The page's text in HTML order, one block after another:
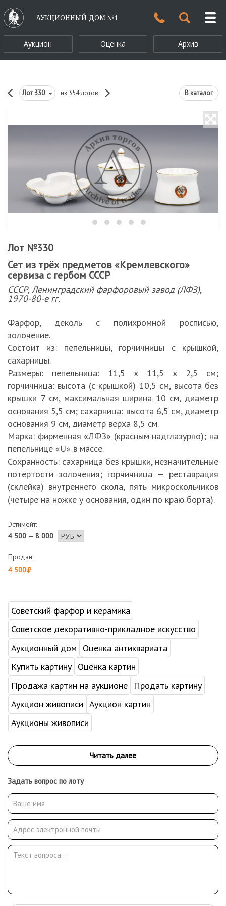
АУКЦИОННЫЙ ДОМ №1
Аукцион Оценка Архив
Лот330 из 354 лотов В каталог
Лот №330
Сет из трёх предметов «Кремлевского»
сервиза с гербом СССР
СССР, Ленинградский фарфоровый завод (ЛФЗ),
1970-80-е гг.
Фарфор, деколь с полихромной росписью,
золочение.
Состоит из: пепельницы, горчичницы с крышкой,
сахарницы.
Размеры: пепельница: 11,5 х 11,5 х 2,5 см;
горчичница: высота (с крышкой) 10,5 см, высота без
крышки 7 см, максимальная ширина 10 см, диаметр
основания 5,5 см; сахарница: высота 6,5 см, диаметр
основания 9 см, диаметр верха 8,5 см.
Марка: фирменная «ЛФЗ» (красным надглазурно); на
пепельнице «U» в массе.
Сохранность: сахарница без крышки, незначительные
потертости золочения; горчичница — реставрация
(склейка) внутреннего скола, пять микроскольчиков
(четыре на ножке у основания, один по краю борта).
Эстимейт:
4 500 — 8 000
Продан:
4 500
Советский фарфор и керамика
Советское декоративно-прикладное искусство
Аукционный дом
Оценка антиквариата
Купить картину Оценка картин
Продажа картин на аукционе
Продать картину
Аукцион живописи Аукцион картин
Аукционы живописи
Задать вопрос по лоту